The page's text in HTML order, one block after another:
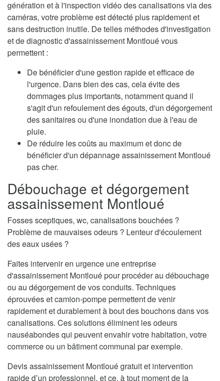
génération et à l'inspection vidéo des canalisations via des
caméras, votre problème est détecté plus rapidement et
sans destruction inutile. De telles méthodes d'investigation
et de diagnostic d'assainissement Montloué vous
permettent :
De bénéficier d'une gestion rapide et efficace de
l'urgence. Dans bien des cas, cela évite des
dommages plus importants, notamment quand il
s'agit d'un refoulement des égouts, d'un dégorgement
des sanitaires ou d'une inondation due à l'eau de
pluie.
De réduire les coûts au maximum et donc de
bénéficier d'un dépannage assainissement Montloué
pas cher.
Débouchage et dégorgement
assainissement Montloué
Fosses sceptiques, wc, canalisations bouchées ?
Problème de mauvaises odeurs ? Lenteur d'écoulement
des eaux usées ?
Faites intervenir en urgence une entreprise
d'assainissement Montloué pour procéder au débouchage
ou au dégorgement de vos conduits. Techniques
éprouvées et camion-pompe permettent de venir
rapidement et durablement à bout des bouchons dans vos
canalisations. Ces solutions éliminent les odeurs
nauséabondes qui peuvent envahir votre habitation, votre
commerce ou un bâtiment communal par exemple.
Devis assainissement Montloué gratuit et intervention
rapide d’un professionnel, et ce, à tout moment de la